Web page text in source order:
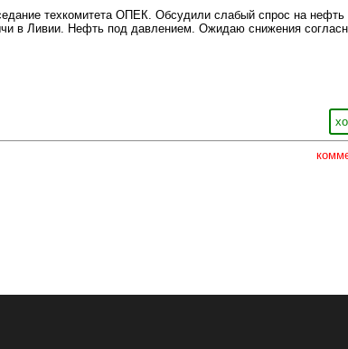
техкомитета ОПЕК. Обсудили слабый спрос на нефть
в Ливии. Нефть под давлением. Ожидаю снижения